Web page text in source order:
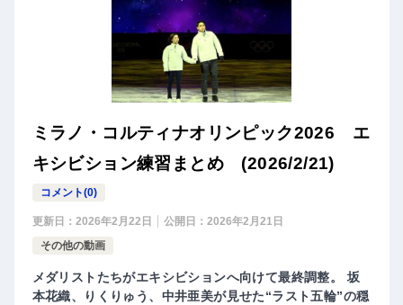
ミラノ・コルティナオリンピック2026 エ
キシビション練習まとめ (2026/2/21)
コメント(0)
更新日： 2026年2月22日 公開日： 2026年2月21日
その他の動画
メダリストたちがエキシビションへ向けて最終調整。 坂
本花織、りくりゅう、中井亜美が見せた“ラスト五輪”の穏